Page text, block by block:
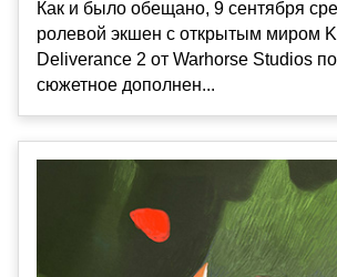
Как и было обещано, 9 сентября
ролевой экшен с открытым миром
Deliverance 2 от Warhorse Studios
сюжетное дополнен...